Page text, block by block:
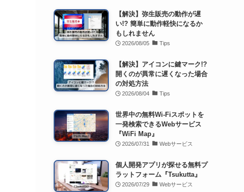
【解決】弥生販売の動作が遅
い!? 簡単に動作軽快になるか
もしれません
2026/08/05 Tips
【解決】アイコンに鍵マーク!?
開くのが異常に遅くなった場合
の対処方法
2026/08/04 Tips
世界中の無料Wi-Fiスポットを
一発検索できるWebサービス
『WiFi Map』
2026/07/31 Webサービス
個人開発アプリが探せる無料プ
ラットフォーム『Tsukutta』
2026/07/29 Webサービス